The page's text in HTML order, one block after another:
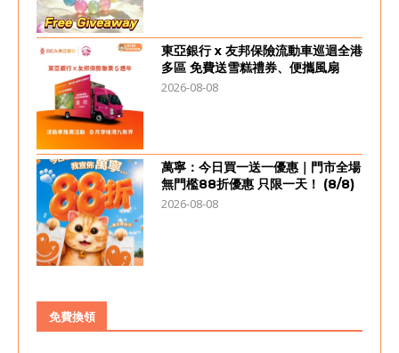
東亞銀行 x 友邦保險流動車巡迴全港
多區 免費送雪糕禮券、便攜風扇
2026-08-08
萬寧：今日買一送一優惠｜門市全場
無門檻88折優惠 只限一天！ (8/8)
2026-08-08
免費換領